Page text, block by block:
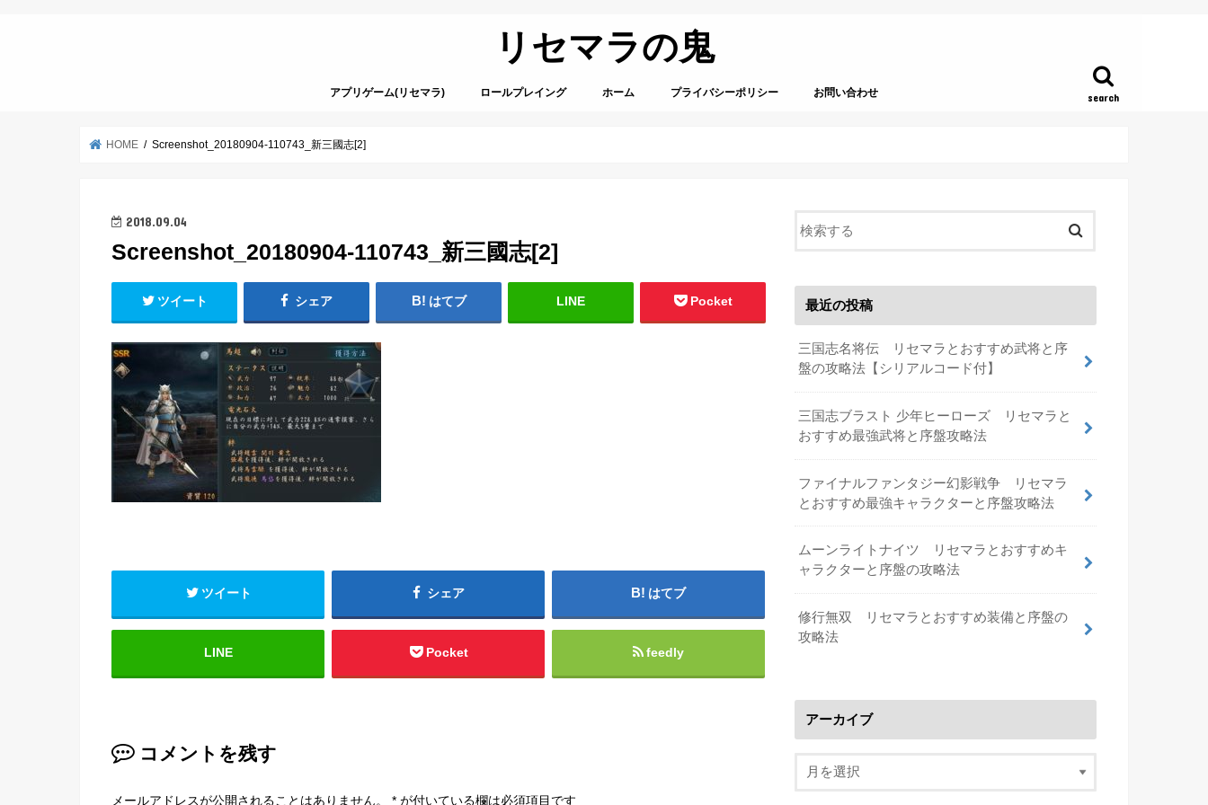
リセマラの鬼
search
アプリゲーム(リセマラ) ロールプレイング ホーム プライバシーポリシー お問い合わせ
HOME Screenshot_20180904-110743_新三國志[2]
2018.09.04
Screenshot_20180904-110743_新三國志[2]
ツイート シェア はてブ LINE Pocket
ツイート シェア はてブ
LINE Pocket feedly
コメントを残す
メールアドレスが公開されることはありません。 * が付いている欄は必須項目です
最近の投稿
三国志名将伝 リセマラとおすすめ武将と序
盤の攻略法【シリアルコード付】
三国志ブラスト 少年ヒーローズ リセマラと
おすすめ最強武将と序盤攻略法
ファイナルファンタジー幻影戦争 リセマラ
とおすすめ最強キャラクターと序盤攻略法
ムーンライトナイツ リセマラとおすすめキ
ャラクターと序盤の攻略法
修行無双 リセマラとおすすめ装備と序盤の
攻略法
アーカイブ